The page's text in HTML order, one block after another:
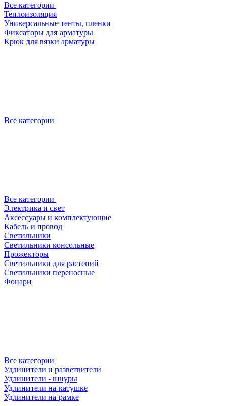
Все категории
Теплоизоляция
Универсальные тенты, пленки
Фиксаторы для арматуры
Крюк для вязки арматуры
Все категории
Все категории
Электрика и свет
Аксессуары и комплектующие
Кабель и провод
Светильники
Светильники консольные
Прожекторы
Светильники для растений
Светильники переносные
Фонари
Все категории
Удлинители и разветвители
Удлинители - шнуры
Удлинители на катушке
Удлинители на рамке